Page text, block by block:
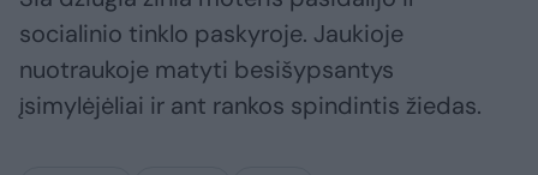
socialinio tinklo paskyroje. Jaukioje
nuotraukoje matyti besišypsantys
įsimylėjėliai ir ant rankos spindintis žiedas.